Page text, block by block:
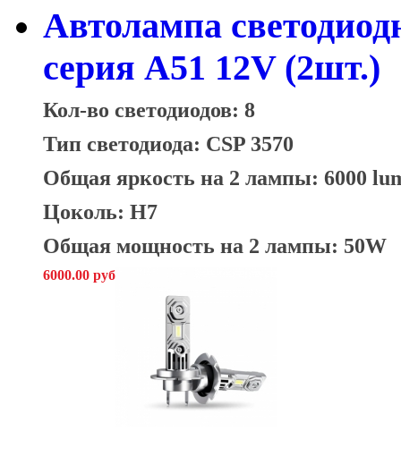
Автолампа
серия A51 12V (2шт.)
Кол-во светодиодов: 8
Тип светодиода: CSP 3570
Общая яркость на 2 лампы: 6000
Цоколь: H7
Общая мощность на 2 лампы: 50W
6000.00 руб